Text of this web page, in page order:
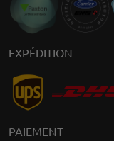
EXPÉDITION
PAIEMENT